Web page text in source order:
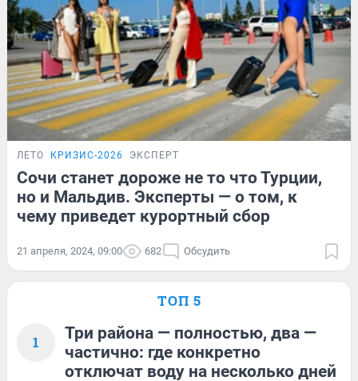
ЛЕТО КРИЗИС-2026 ЭКСПЕРТ
Сочи станет дороже не то что Турции,
но и Мальдив. Эксперты — о том, к
чему приведет курортный сбор
21 апреля, 2024, 09:00 682 Обсудить
ТОП 5
1
Три района — полностью, два —
частично: где конкретно
отключат воду на несколько дней